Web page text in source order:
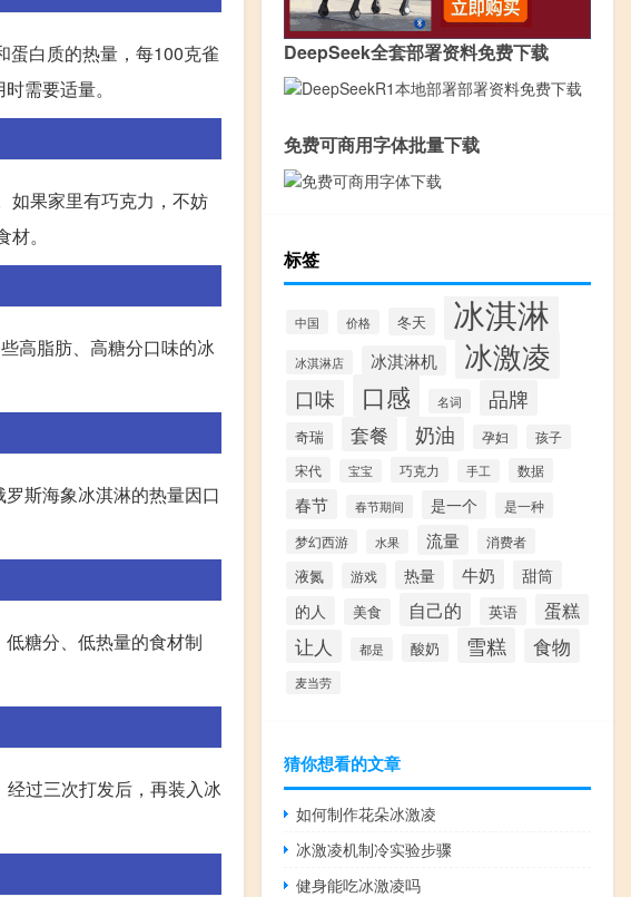
蛋白质的热量，每100克雀
需要适量。
如果家里有巧克力，不妨
。
高脂肪、高糖分口味的冰
斯海象冰淇淋的热量因口
糖分、低热量的食材制
过三次打发后，再装入冰
DeepSeek全套部署资料免费下载
免费可商用字体批量下载
标签
中国 价格 冬天 冰淇淋
冰淇淋店 冰淇淋机 冰激凌
口味 口感 名词 品牌
奇瑞 套餐 奶油 孕妇 孩子
宋代 宝宝 巧克力 手工 数据
春节 春节期间 是一个 是一种
梦幻西游 水果 流量 消费者
液氮 游戏 热量 牛奶
甜筒
的人
美食 自己的 英语 蛋糕
让人 都是 酸奶 雪糕 食物
麦当劳
猜你想看的文章
如何制作花朵冰激凌
冰激凌机制冷实验步骤
健身能吃冰激凌吗